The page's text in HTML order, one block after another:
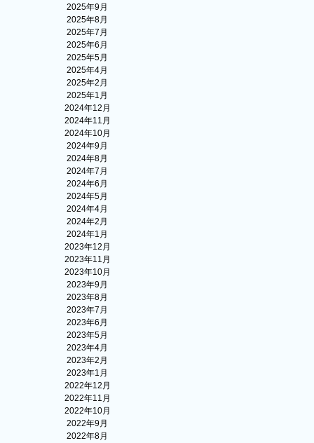
2025年9月
2025年8月
2025年7月
2025年6月
2025年5月
2025年4月
2025年2月
2025年1月
2024年12月
2024年11月
2024年10月
2024年9月
2024年8月
2024年7月
2024年6月
2024年5月
2024年4月
2024年2月
2024年1月
2023年12月
2023年11月
2023年10月
2023年9月
2023年8月
2023年7月
2023年6月
2023年5月
2023年4月
2023年2月
2023年1月
2022年12月
2022年11月
2022年10月
2022年9月
2022年8月